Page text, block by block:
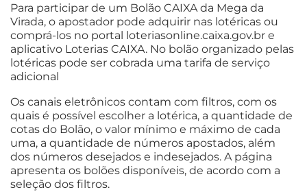
Para participar de um Bolão CAIXA da Mega da
Virada, o apostador pode adquirir nas lotéricas ou
comprá-los no portal loteriasonline.caixa.gov.br e
aplicativo Loterias CAIXA. No bolão organizado pelas
lotéricas pode ser cobrada uma tarifa de serviço
adicional
Os canais eletrônicos contam com filtros, com os
quais é possível escolher a lotérica, a quantidade de
cotas do Bolão, o valor mínimo e máximo de cada
uma, a quantidade de números apostados, além
dos números desejados e indesejados. A página
apresenta os bolões disponíveis, de acordo com a
seleção dos filtros.